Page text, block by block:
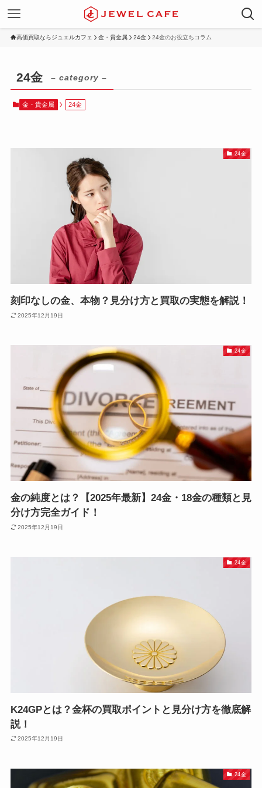
高価買取ならジュエルカフェ 金・貴金属 24金 24金のお役立ちコラム
24金 – category –
金・貴金属 24金
24金
刻印なしの金、本物？見分け方と買取の実態を解説！
2025年12月19日
24金
金の純度とは？【2025年最新】24金・18金の種類と見
分け方完全ガイド！
2025年12月19日
24金
K24GPとは？金杯の買取ポイントと見分け方を徹底解
説！
2025年12月19日
24金